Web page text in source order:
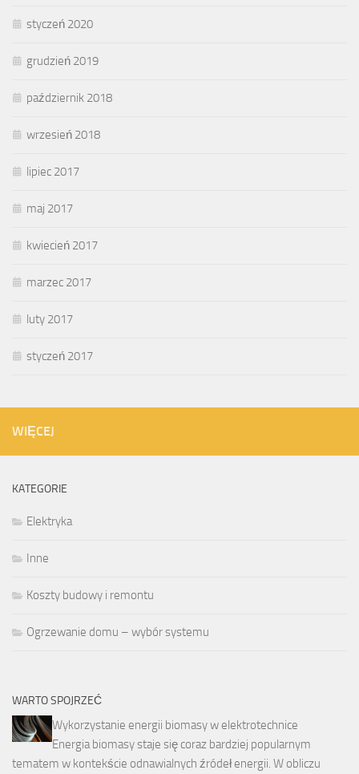
styczeń 2020
grudzień 2019
październik 2018
wrzesień 2018
lipiec 2017
maj 2017
kwiecień 2017
marzec 2017
luty 2017
styczeń 2017
WIĘCEJ
KATEGORIE
Elektryka
Inne
Koszty budowy i remontu
Ogrzewanie domu – wybór systemu
WARTO SPOJRZEĆ
Wykorzystanie energii biomasy w elektrotechnice
Energia biomasy staje się coraz bardziej popularnym
tematem w kontekście odnawialnych źródeł energii. W obliczu